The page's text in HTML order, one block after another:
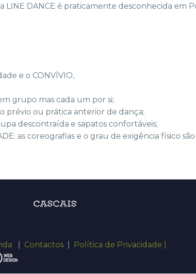
LINE DANCE é praticamente desconhecida em
e o CONVÍVIO,
grupo mas cada um por si;
prévio ou prática anterior de dança;
descontraída e sapatos confortáveis;
as coreografias e o grau de exigência físico
Contactos|
Política de Privacidade |